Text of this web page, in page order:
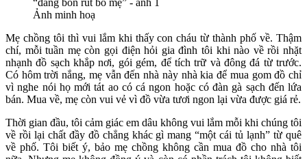
Ảnh minh hoạ
Mẹ chồng tôi thì vui lắm khi thấy con cháu từ thành phố về. Thậm
chí, mỗi tuần mẹ còn gọi điện hỏi gia đình tôi khi nào về rồi nhặt
nhạnh đồ sạch khắp nơi, gói gém, để tích trữ và đông đá từ trước.
Có hôm trời nắng, mẹ vẫn đến nhà này nhà kia để mua gom đồ chỉ
vì nghe nói họ mới tát ao có cá ngon hoặc có đàn gà sạch đến lứa
bán. Mua về, mẹ còn vui vẻ vì đồ vừa tươi ngon lại vừa được giá rẻ.
Thời gian đầu, tôi cảm giác em dâu không vui lắm mỗi khi chúng tôi
về rồi lại chất đầy đồ chẳng khác gì mang “một cái tủ lạnh” từ quê
về phố. Tôi biết ý, bảo mẹ chồng không cần mua đồ cho nhà tôi